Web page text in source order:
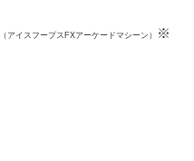
（アイスフープスFXアーケードマシーン）
※